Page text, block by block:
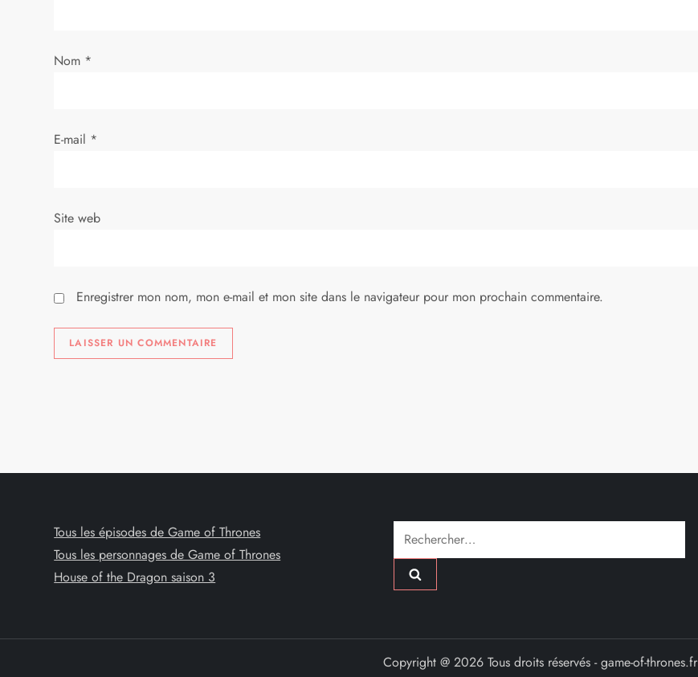
e
t
c
l
Nom *
E-mail *
Site web
Enregistrer mon nom, mon e-mail et mon site dans le navigateur pour mon prochain commentaire.
Tous les épisodes de Game of Thrones
Tous les personnages de Game of Thrones
House of the Dragon saison 3
Rechercher :
Copyright @ 2026 Tous droits réservés - game-of-thrones.fr